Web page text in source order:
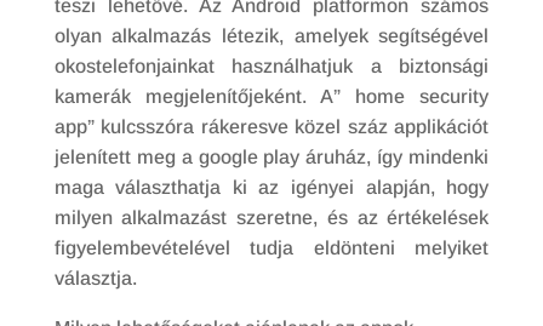
teszi lehetővé. Az Android platformon számos
olyan alkalmazás létezik, amelyek segítségével
okostelefonjainkat használhatjuk a biztonsági
kamerák megjelenítőjeként. A” home security
app” kulcsszóra rákeresve közel száz applikációt
jelenített meg a google play áruház, így mindenki
maga választhatja ki az igényei alapján, hogy
milyen alkalmazást szeretne, és az értékelések
figyelembevételével tudja eldönteni melyiket
választja.